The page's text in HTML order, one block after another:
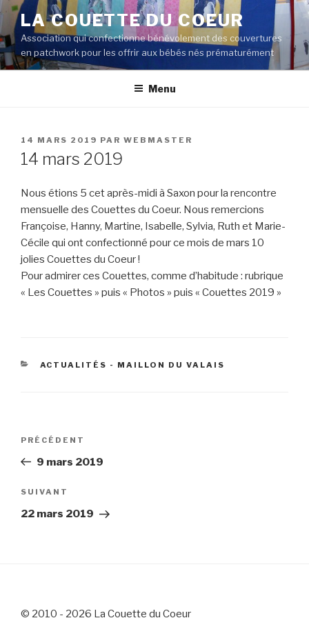
Aller
au
contenu
principal
LA COUETTE DU COEUR
Association qui confectionne bénévolement des couvertures
en patchwork pour les offrir aux bébés nés prématurément
Menu
PUBLIÉ
LE
14 MARS 2019 PAR WEBMASTER
14 mars 2019
Nous étions 5 cet après-midi à Saxon pour la rencontre
mensuelle des Couettes du Coeur. Nous remercions
Françoise, Hanny, Martine, Isabelle, Sylvia, Ruth et Marie-
Cécile qui ont confectionné pour ce mois de mars 10
jolies Couettes du Coeur !
Pour admirer ces Couettes, comme d’habitude : rubrique
« Les Couettes » puis « Photos » puis « Couettes 2019 »
CATÉGORIES
ACTUALITÉS - MAILLON DU VALAIS
Navigation
l’article
Article
précédent
PRÉCÉDENT
9 mars 2019
Article
suivant
SUIVANT
22 mars 2019
© 2010 - 2026 La Couette du Coeur